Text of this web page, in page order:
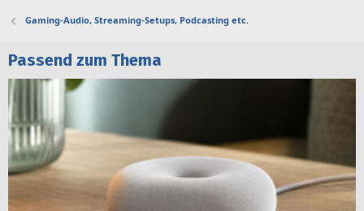
Gaming-Audio, Streaming-Setups, Podcasting etc.
Passend zum Thema